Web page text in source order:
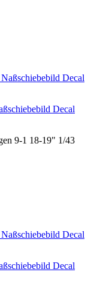
Decal
9-1 18-19" 1/43
Decal